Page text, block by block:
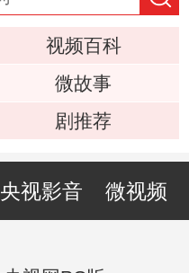
视频百科
微故事
剧推荐
央视影音 微视频